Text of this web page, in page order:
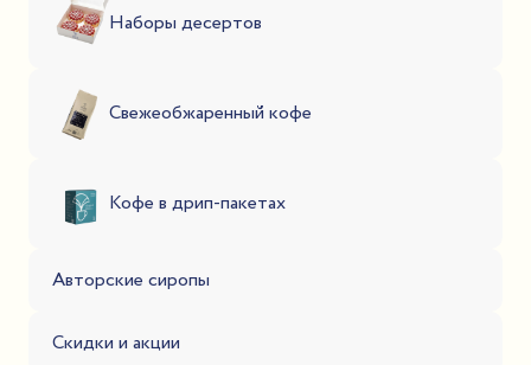
Наборы десертов
Свежеобжаренный кофе
Кофе в дрип-пакетах
Авторские сиропы
Скидки и акции